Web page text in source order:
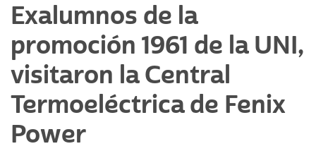
Exalumnos de la
promoción 1961 de la UNI,
visitaron la Central
Termoeléctrica de Fenix
Power